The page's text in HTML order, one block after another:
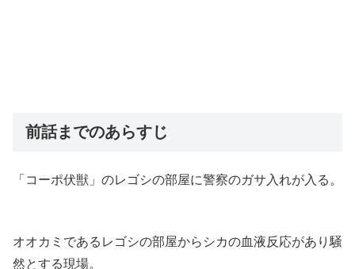
前話までのあらすじ
「コーポ伏獣」のレゴシの部屋に警察のガサ入れが入る。
オオカミであるレゴシの部屋からシカの血液反応があり騒
然とする現場。